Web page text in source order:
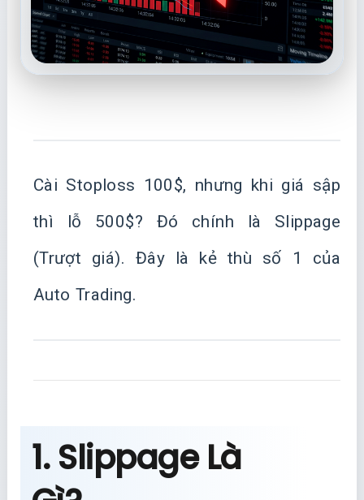
Cài Stoploss 100$, nhưng khi giá sập
thì lỗ 500$? Đó chính là Slippage
(Trượt giá). Đây là kẻ thù số 1 của
Auto Trading.
1. Slippage Là